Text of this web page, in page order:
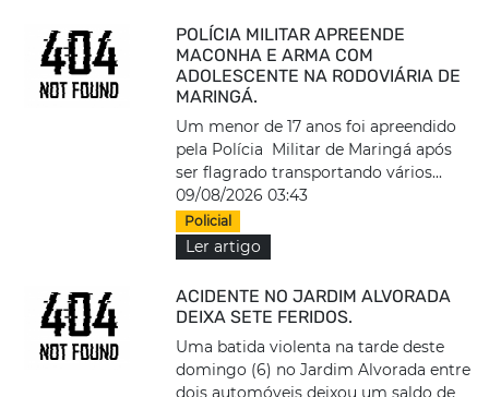
POLÍCIA MILITAR APREENDE
MACONHA E ARMA COM
ADOLESCENTE NA RODOVIÁRIA DE
MARINGÁ.
Um menor de 17 anos foi apreendido
pela Polícia Militar de Maringá após
ser flagrado transportando vários...
09/08/2026 03:43
Policial
Ler artigo
ACIDENTE NO JARDIM ALVORADA
DEIXA SETE FERIDOS.
Uma batida violenta na tarde deste
domingo (6) no Jardim Alvorada entre
dois automóveis deixou um saldo de